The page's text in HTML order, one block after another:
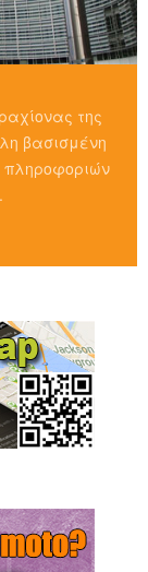
της
βασισμένη
πληροφοριών